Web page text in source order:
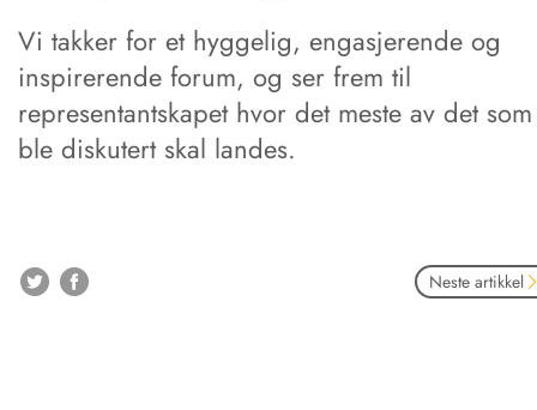
Vi takker for et hyggelig, engasjerende og
inspirerende forum, og ser frem til
representantskapet hvor det meste av det som
ble diskutert skal landes.
Neste artikkel